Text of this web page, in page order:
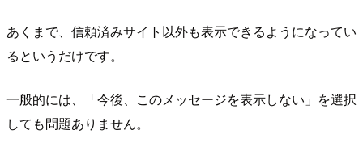
あくまで、信頼済みサイト以外も表示できるようになってい
るというだけです。
一般的には、「今後、このメッセージを表示しない」を選択
しても問題ありません。